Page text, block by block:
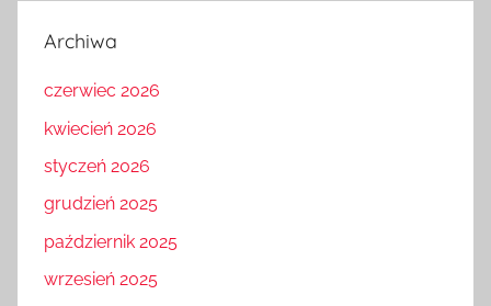
Archiwa
czerwiec 2026
kwiecień 2026
styczeń 2026
grudzień 2025
październik 2025
wrzesień 2025